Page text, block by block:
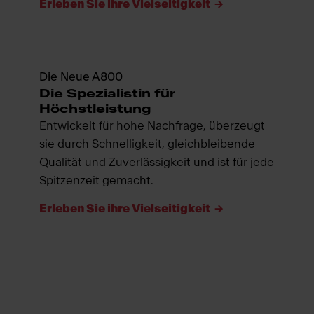
Erleben Sie ihre Vielseitigkeit
Die Neue A800
Die Spezialistin für
Höchstleistung
Entwickelt für hohe Nachfrage, überzeugt
sie durch Schnelligkeit, gleichbleibende
Qualität und Zuverlässigkeit und ist für jede
Spitzenzeit gemacht.
Erleben Sie ihre Vielseitigkeit